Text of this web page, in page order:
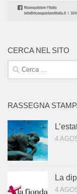
CERCA NEL SITO
Ricerca
per:
RASSEGNA
4
La
4